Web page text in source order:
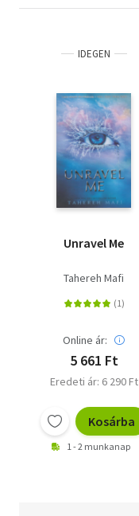
IDEGEN
Unravel Me
Tahereh Mafi
Online ár:
5 661 Ft
Eredeti ár: 6 290 Ft
Kosárba
1 - 2 munkanap